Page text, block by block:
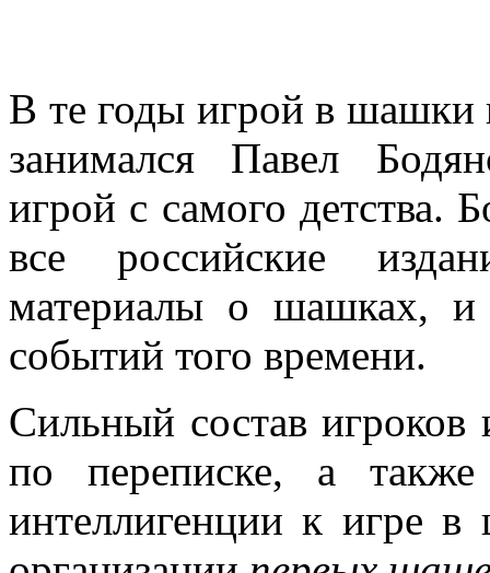
В те годы игрой в шашки
занимался Павел
игрой с самого детства.
все российские
материалы о шашках,
событий того времени.
Сильный состав
по переписке, а также
интеллигенции к игре